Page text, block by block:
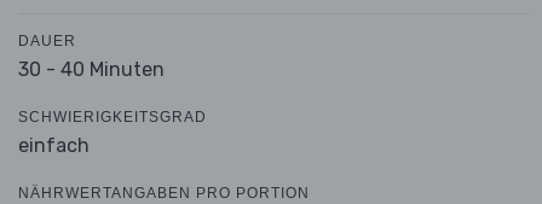
DAUER
30 - 40 Minuten
SCHWIERIGKEITSGRAD
einfach
NÄHRWERTANGABEN PRO PORTION